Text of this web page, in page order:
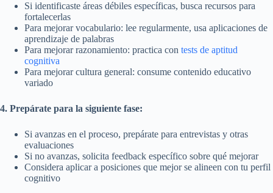
Si identificaste áreas débiles específicas, busca recursos para
fortalecerlas
Para mejorar vocabulario: lee regularmente, usa aplicaciones de
aprendizaje de palabras
Para mejorar razonamiento: practica con tests de aptitud
cognitiva
Para mejorar cultura general: consume contenido educativo
variado
4. Prepárate para la siguiente fase:
Si avanzas en el proceso, prepárate para entrevistas y otras
evaluaciones
Si no avanzas, solicita feedback específico sobre qué mejorar
Considera aplicar a posiciones que mejor se alineen con tu perfil
cognitivo